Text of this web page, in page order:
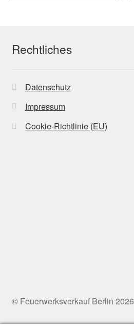
Rechtliches
Datenschutz
Impressum
Cookie-Richtlinie (EU)
© Feuerwerksverkauf Berlin 2026